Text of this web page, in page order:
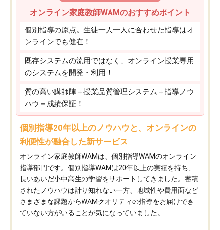
オンライン家庭教師WAMのおすすめポイント
個別指導の原点。生徒一人一人に合わせた指導はオ
ンラインでも健在！
既存システムの流用ではなく、オンライン授業専用
のシステムを開発・利用！
質の高い講師陣＋授業品質管理システム＋指導ノウ
ハウ＝成績保証！
個別指導20年以上のノウハウと、オンラインの
利便性が融合した新サービス
オンライン家庭教師WAMは、個別指導WAMのオンライン
指導部門です。個別指導WAMは20年以上の実績を持ち、
長いあいだ小中高生の学習をサポートしてきました。蓄積
されたノウハウは計り知れない一方、地域性や費用面など
さまざまな課題からWAMクオリティの指導をお届けでき
ていない方がいることが気になっていました。